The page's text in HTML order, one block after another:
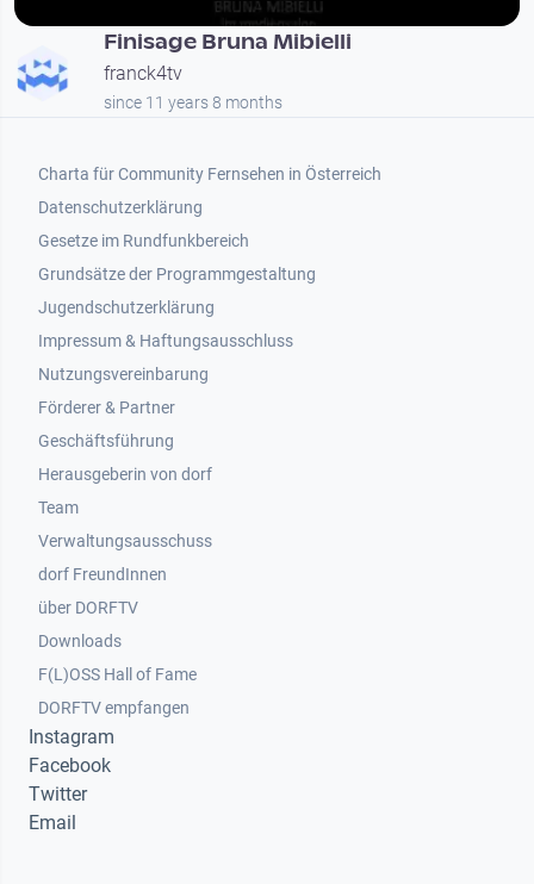
Finisage Bruna Mibielli
franck4tv
since 11 years 8 months
Footer 1
Charta für Community Fernsehen in Österreich
Datenschutzerklärung
Gesetze im Rundfunkbereich
Grundsätze der Programmgestaltung
Jugendschutzerklärung
Impressum & Haftungsausschluss
Nutzungsvereinbarung
Footer 2
Förderer & Partner
Geschäftsführung
Herausgeberin von dorf
Team
Verwaltungsausschuss
dorf FreundInnen
Footer 3
über DORFTV
Downloads
F(L)OSS Hall of Fame
Footer 4
DORFTV empfangen
Instagram
Facebook
Twitter
Email